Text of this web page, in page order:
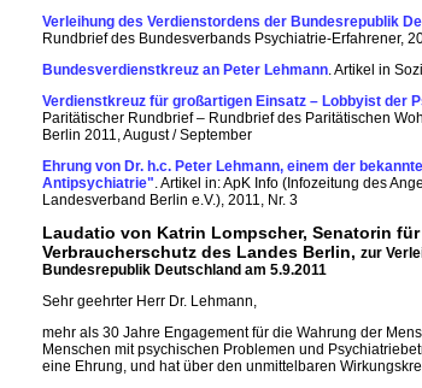
Verleihung des Verdienstordens der Bundesrepublik
Rundbrief des Bundesverbands Psychiatrie-Erfahrener,
Bundesverdienstkreuz an Peter Lehmann. Artikel in
Verdienstkreuz für großartigen Einsatz – Lobbyist der
Paritätischer Rundbrief – Rundbrief des Paritätischen
Berlin 2011, August / September
Ehrung von Dr. h.c. Peter Lehmann, einem der
Antipsychiatrie". Artikel in: ApK Info (Infozeitung des
Landesverband Berlin e.V.), 2011, Nr. 3
Laudatio von Katrin Lompscher, Senatorin
Verbraucherschutz des Landes Berlin, zur
Bundesrepublik Deutschland am 5.9.2011
Sehr geehrter Herr Dr. Lehmann,
mehr als 30 Jahre Engagement für die Wahrung der
Menschen mit psychischen Problemen und
eine Ehrung, und hat über den unmittelbaren